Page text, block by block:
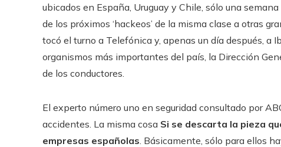
ubicados en España, Uruguay y Chile, sólo una
de los próximos ‘hackeos’ de la misma clase a otras
tocó el turno a Telefónica y, apenas un día después, a
organismos más importantes del país, la Dirección
de los conductores.
El experto número uno en seguridad consultado por
accidentes. La misma cosa Si se descarta la pieza
empresas españolas. Básicamente, sólo para ellos